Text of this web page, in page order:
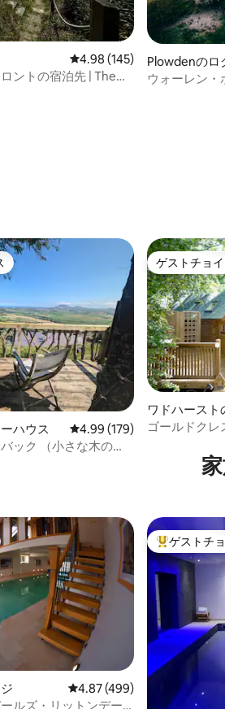
レビュー145件、5つ星中
4.98 (145)
ントの宿泊先 | The
Plowdenのロ
ウォーレン・
イスです。
ハウス レビュー179件、5つ星中
4.99 (179)
ック （小さな木の
ゲストチョ
ゲストチョ
ワドハースト
ゴールドクレ
レビュー499件、5つ星中
4.87 (499)
ルズ・リットンデー
大好評のゲ
ゲストチ